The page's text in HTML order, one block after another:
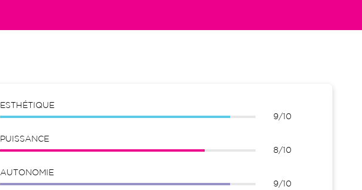
ESTHÉTIQUE
9/10
PUISSANCE
8/10
AUTONOMIE
9/10